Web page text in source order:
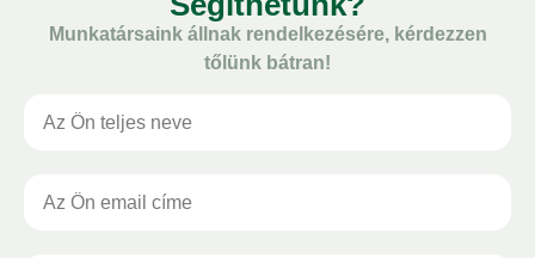
Munkatársaink állnak rendelkezésére, kérdezzen
tőlünk bátran!